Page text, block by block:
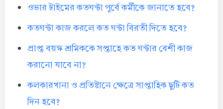
ওভার টাইমের কতঘন্টা পুর্বে কর্মীকে জানাতে হবে?
কতঘন্টা কাজ করলে কত ঘন্টা বিরতী দিতে হবে?
প্রাপ্ত বয়স্ক শ্রমিককে সপ্তাহে কত ঘন্টার বেশী কাজ
করানো যাবে না?
কলকারখানা ও প্রতিষ্টানে ক্ষেত্রে সাপ্তাহিক ছুটি কত
দিন হবে?